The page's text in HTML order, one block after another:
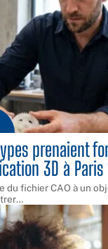
prenaient
3D à Paris
du fichier CAO à un
…